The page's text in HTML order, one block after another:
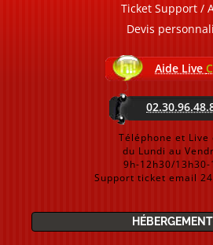
Ticket Support /
Devis
Aide Live
Téléphone et Live
du Lundi au
9h-12h30/13h30-
Support ticket email